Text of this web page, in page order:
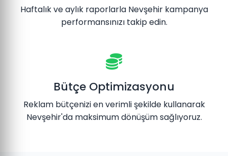
Haftalık ve aylık raporlarla Nevşehir kampanya
performansınızı takip edin.
Bütçe Optimizasyonu
Reklam bütçenizi en verimli şekilde kullanarak
Nevşehir'da maksimum dönüşüm sağlıyoruz.